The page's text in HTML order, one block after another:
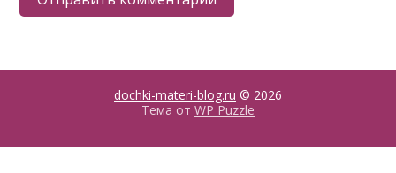
dochki-materi-blog.ru © 2026
Тема от WP Puzzle